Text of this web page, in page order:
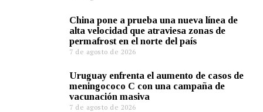
China pone a prueba una nueva línea de
alta velocidad que atraviesa zonas de
permafrost en el norte del país
7 de agosto de 2026
Uruguay enfrenta el aumento de casos de
meningococo C con una campaña de
vacunación masiva
7 de agosto de 2026